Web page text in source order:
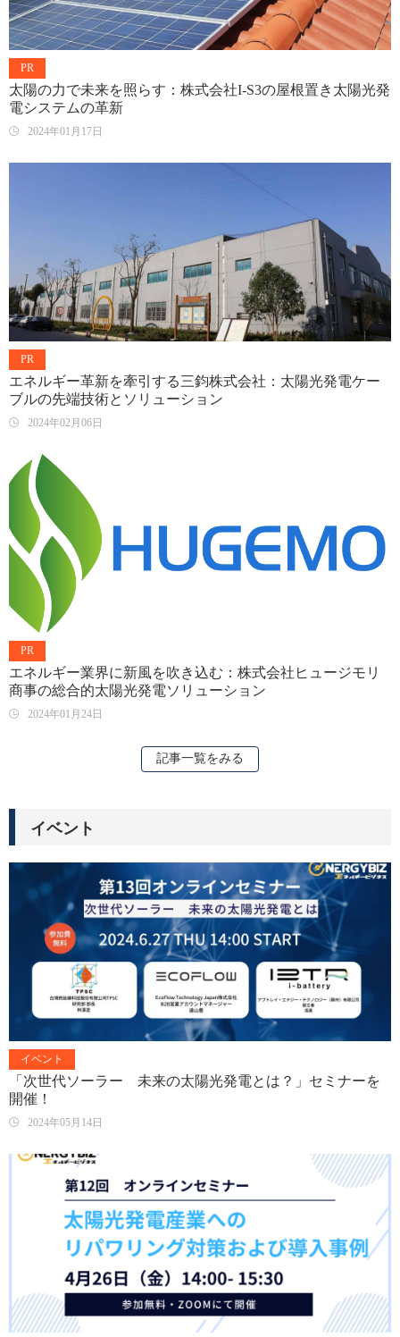
PR
太陽の力で未来を照らす：株式会社I-S3の屋根置き太陽光発
電システムの革新
2024年01月17日
PR
エネルギー革新を牽引する三鈞株式会社：太陽光発電ケー
ブルの先端技術とソリューション
2024年02月06日
PR
エネルギー業界に新風を吹き込む：株式会社ヒュージモリ
商事の総合的太陽光発電ソリューション
2024年01月24日
記事一覧をみる
イベント
イベント
「次世代ソーラー 未来の太陽光発電とは？」セミナーを
開催！
2024年05月14日